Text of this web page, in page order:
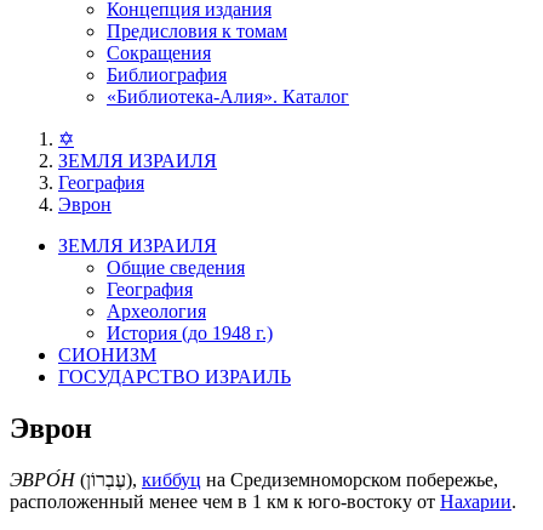
Концепция издания
Предисловия к томам
Сокращения
Библиография
«Библиотека-Алия». Каталог
✡
ЗЕМЛЯ ИЗРАИЛЯ
География
Эврон
ЗЕМЛЯ ИЗРАИЛЯ
Общие сведения
География
Археология
История (до 1948 г.)
СИОНИЗМ
ГОСУДАРСТВО ИЗРАИЛЬ
Эврон
ЭВРО́Н(עֶבְרוֹן), киббуц на Средиземноморском побережье,
расположенный менее чем в 1 км к юго-востоку от Нахарии.